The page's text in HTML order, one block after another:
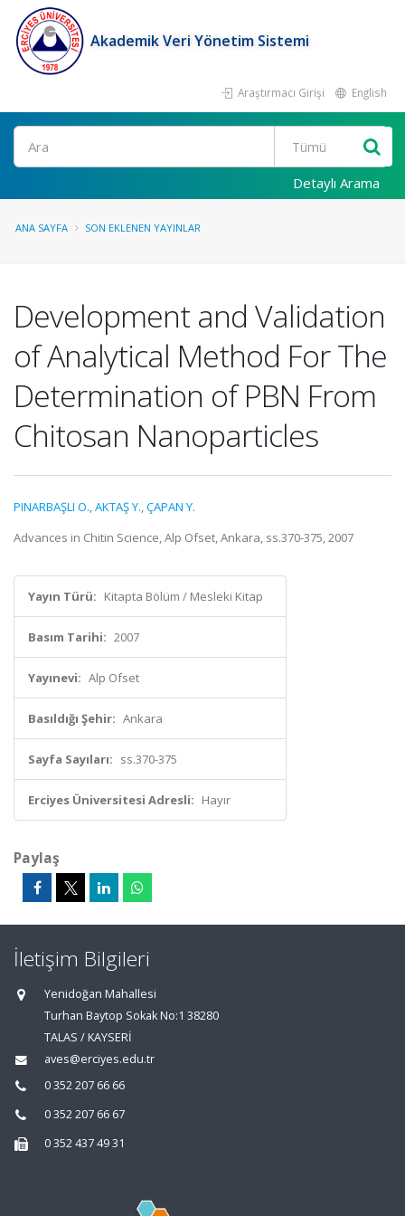
Akademik Veri Yönetim Sistemi
Araştırmacı Girişi English
Ara
Detaylı Arama
ANA SAYFA SON EKLENEN YAYINLAR
Development and Validation
of Analytical Method For The
Determination of PBN From
Chitosan Nanoparticles
PINARBAŞLI O.,AKTAŞ Y.,ÇAPAN Y.
Advances in Chitin Science, Alp Ofset, Ankara, ss.370-375, 2007
Yayın Türü: Kitapta Bölüm / Mesleki Kitap
Basım Tarihi: 2007
Yayınevi: Alp Ofset
Basıldığı Şehir: Ankara
Sayfa Sayıları: ss.370-375
Erciyes Üniversitesi Adresli: Hayır
Paylaş
İletişim Bilgileri
Yenidoğan Mahallesi
Turhan Baytop Sokak No:1 38280
TALAS / KAYSERİ
aves@erciyes.edu.tr
0 352 207 66 66
0 352 207 66 67
0 352 437 49 31